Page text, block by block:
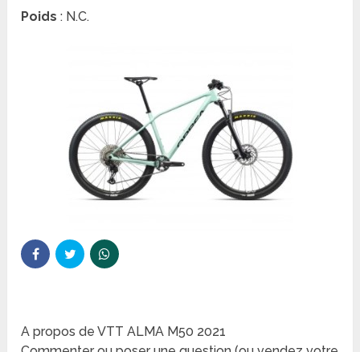
Poids : N.C.
A propos de VTT ALMA M50 2021